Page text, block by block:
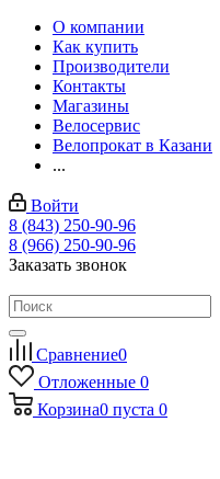
О компании
Как купить
Производители
Контакты
Магазины
Велосервис
Велопрокат в Казани
...
Войти
8 (843) 250-90-96
8 (966) 250-90-96
Заказать звонок
Сравнение0
Отложенные 0
Корзина0 пуста 0